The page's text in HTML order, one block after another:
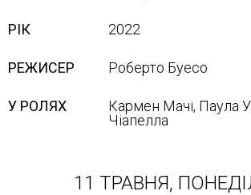
РІК 2022
РЕЖИСЕР Роберто Буесо
У РОЛЯХ
Кармен Мачі, Паула
Чіапелла
11 ТРАВНЯ,